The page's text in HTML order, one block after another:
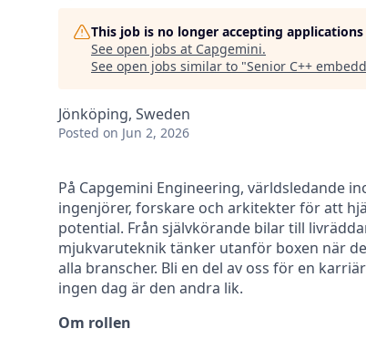
This job is no longer accepting applications
See open jobs at Capgemini.
See open jobs similar to "Senior C++
Jönköping, Sweden
Posted on Jun 2, 2026
På Capgemini Engineering, världsledande
ingenjörer, forskare och arkitekter för att
potential. Från självkörande bilar till
mjukvaruteknik tänker utanför boxen när
alla branscher. Bli en del av oss för en
ingen dag är den andra lik.
Om rollen